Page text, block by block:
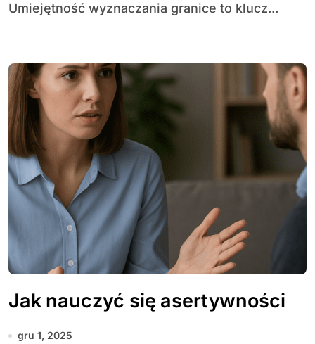
Umiejętność wyznaczania granice to klucz...
Jak nauczyć się asertywności
gru 1, 2025